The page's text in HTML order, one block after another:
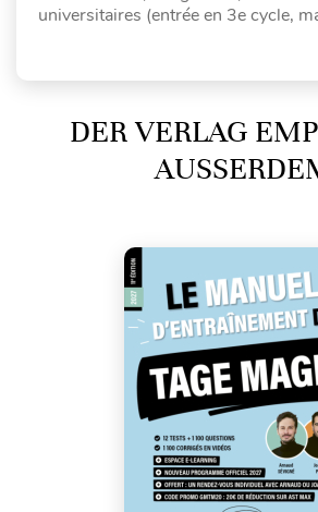
universitaires (entrée en 3e cycle,
DER VERLAG
AUSSERDEM